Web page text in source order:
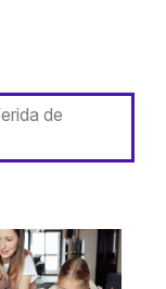
de